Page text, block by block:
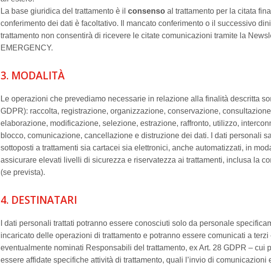
La base giuridica del trattamento è il consensoal trattamento per la citata
conferimento dei dati è facoltativo. Il mancato conferimento o il successivo
trattamento non consentirà di ricevere le citate comunicazioni tramite la
EMERGENCY.
3. MODALITÀ
Le operazioni che prevediamo necessarie in relazione alla finalità descritta
GDPR): raccolta, registrazione, organizzazione, conservazione,
elaborazione, modificazione, selezione, estrazione, raffronto, utilizzo,
blocco, comunicazione, cancellazione e distruzione dei dati. I dati personali
sottoposti a trattamenti sia cartacei sia elettronici, anche automatizzati, in
assicurare elevati livelli di sicurezza e riservatezza ai trattamenti, inclusa la
(se prevista).
4. DESTINATARI
I dati personali trattati potranno essere conosciuti solo da personale
incaricato delle operazioni di trattamento e potranno essere comunicati a terzi
eventualmente nominati Responsabili del trattamento, ex Art. 28 GDPR – cui
essere affidate specifiche attività di trattamento, quali l’invio di comunicazioni